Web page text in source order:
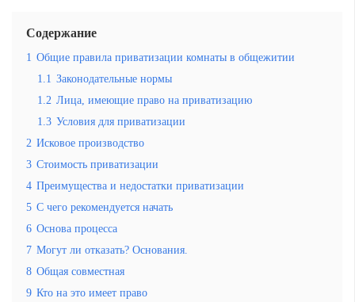
Содержание
1 Общие правила приватизации комнаты в общежитии
1.1 Законодательные нормы
1.2 Лица, имеющие право на приватизацию
1.3 Условия для приватизации
2 Исковое производство
3 Стоимость приватизации
4 Преимущества и недостатки приватизации
5 С чего рекомендуется начать
6 Основа процесса
7 Могут ли отказать? Основания.
8 Общая совместная
9 Кто на это имеет право